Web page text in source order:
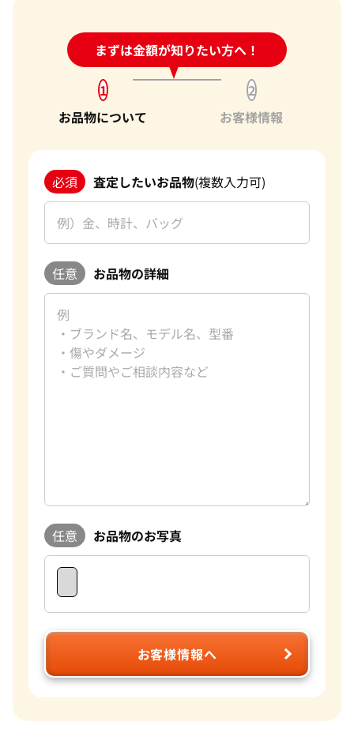
まずは金額が知りたい方へ！
24時間受付中!問い合わせフォーム
1
お品物について
2
お客様情報
必須 査定したいお品物(複数入力可)
任意 お品物の詳細
任意 お品物のお写真
お客様情報へ